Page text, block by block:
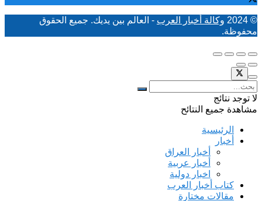
© 2024 وكالة أخبار العرب - العالم بين يديك. جميع الحقوق
محفوظة.
لا توجد نتائج
مشاهدة جميع النتائح
الرئيسية
أخبار
أخبار العراق
أخبار عربية
اخبار دولية
كتاب أخبار العرب
مقالات مختارة